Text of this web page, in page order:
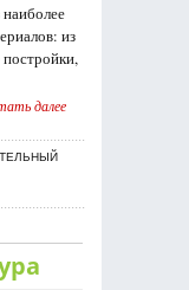
из
далее